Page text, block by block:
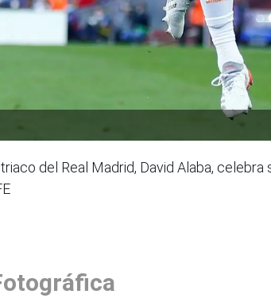
del Real Madrid, David Alaba,